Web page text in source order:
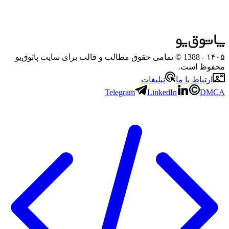
۱۴۰۵
- 1388 © تمامی حقوق مطالب و قالب برای سایت پاتوق‌یو
محفوظ است.
ارتباط با ما
تبلیغات
Telegram
LinkedIn DMCA